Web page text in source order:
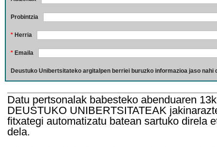
Probintzia
* Herria
* Emaila
Deustuko Unibertsitateko argitalpen berriei buruzko informazioa jaso nahi
Datu pertsonalak babesteko abenduaren
DEUSTUKO UNIBERTSITATEAK
fitxategi automatizatu batean sartuko direla
dela.